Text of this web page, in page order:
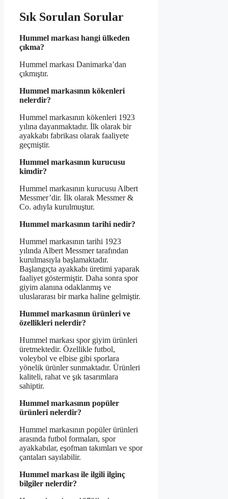
Sık Sorulan Sorular
Hummel markası hangi ülkeden
çıkma?
Hummel markası Danimarka’dan
çıkmıştır.
Hummel markasının kökenleri
nelerdir?
Hummel markasının kökenleri 1923
yılına dayanmaktadır. İlk olarak bir
ayakkabı fabrikası olarak faaliyete
geçmiştir.
Hummel markasının kurucusu
kimdir?
Hummel markasının kurucusu Albert
Messmer’dir. İlk olarak Messmer &
Co. adıyla kurulmuştur.
Hummel markasının tarihi nedir?
Hummel markasının tarihi 1923
yılında Albert Messmer tarafından
kurulmasıyla başlamaktadır.
Başlangıçta ayakkabı üretimi yaparak
faaliyet göstermiştir. Daha sonra spor
giyim alanına odaklanmış ve
uluslararası bir marka haline gelmiştir.
Hummel markasının ürünleri ve
özellikleri nelerdir?
Hummel markası spor giyim ürünleri
üretmektedir. Özellikle futbol,
voleybol ve elbise gibi sporlara
yönelik ürünler sunmaktadır. Ürünleri
kaliteli, rahat ve şık tasarımlara
sahiptir.
Hummel markasının popüler
ürünleri nelerdir?
Hummel markasının popüler ürünleri
arasında futbol formaları, spor
ayakkabılar, eşofman takımları ve spor
çantaları sayılabilir.
Hummel markası ile ilgili ilginç
bilgiler nelerdir?